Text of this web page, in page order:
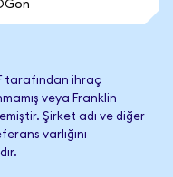
tarafından ihraç
veya Franklin
Şirket adı ve diğer
varlığını